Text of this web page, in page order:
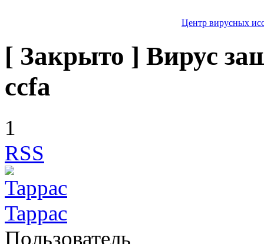
Центр вирусных
[ Закрыто ] Вирус
ccfa
1
RSS
Tappac
Пользователь